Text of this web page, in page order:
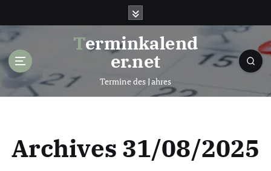
t
Terminkalend
er.net
Termine des Jahres
Archives 31/08/2025